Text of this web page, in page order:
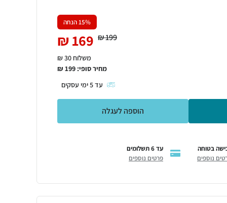
15% הנחה
199
₪
169
₪
משלוח 30 ₪
מחיר סופי: 199
₪
עד5ימי עסקים
הוספה לעגלה
בטוחה
נוספים
עד 6 תשלומים
פרטים נוספים